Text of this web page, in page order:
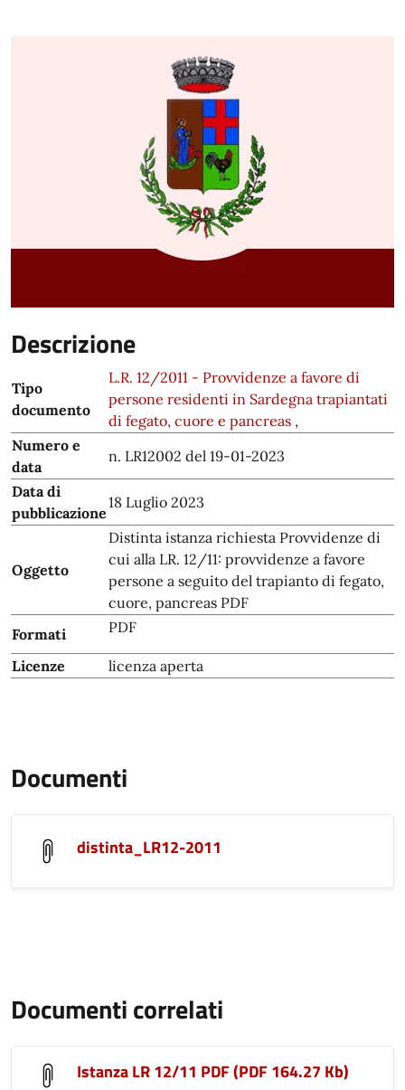
Descrizione
Tipo
documento
L.R. 12/2011 - Provvidenze a favore di
persone residenti in Sardegna trapiantati
di fegato, cuore e pancreas ,
Numero e
data
n. LR12002 del 19-01-2023
Data di
pubblicazione
18 Luglio 2023
Oggetto
Distinta istanza richiesta Provvidenze di
cui alla LR. 12/11: provvidenze a favore
persone a seguito del trapianto di fegato,
cuore, pancreas PDF
Formati
PDF
Licenze licenza aperta
Documenti
distinta_LR12-2011
Documenti correlati
Istanza LR 12/11 PDF (PDF 164.27 Kb)